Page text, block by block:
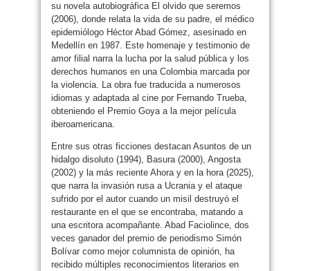
su novela autobiográfica El olvido que seremos
(2006), donde relata la vida de su padre, el médico
epidemiólogo Héctor Abad Gómez, asesinado en
Medellín en 1987. Este homenaje y testimonio de
amor filial narra la lucha por la salud pública y los
derechos humanos en una Colombia marcada por
la violencia. La obra fue traducida a numerosos
idiomas y adaptada al cine por Fernando Trueba,
obteniendo el Premio Goya a la mejor película
iberoamericana.
Entre sus otras ficciones destacan Asuntos de un
hidalgo disoluto (1994), Basura (2000), Angosta
(2002) y la más reciente Ahora y en la hora (2025),
que narra la invasión rusa a Ucrania y el ataque
sufrido por el autor cuando un misil destruyó el
restaurante en el que se encontraba, matando a
una escritora acompañante. Abad Faciolince, dos
veces ganador del premio de periodismo Simón
Bolívar como mejor columnista de opinión, ha
recibido múltiples reconocimientos literarios en